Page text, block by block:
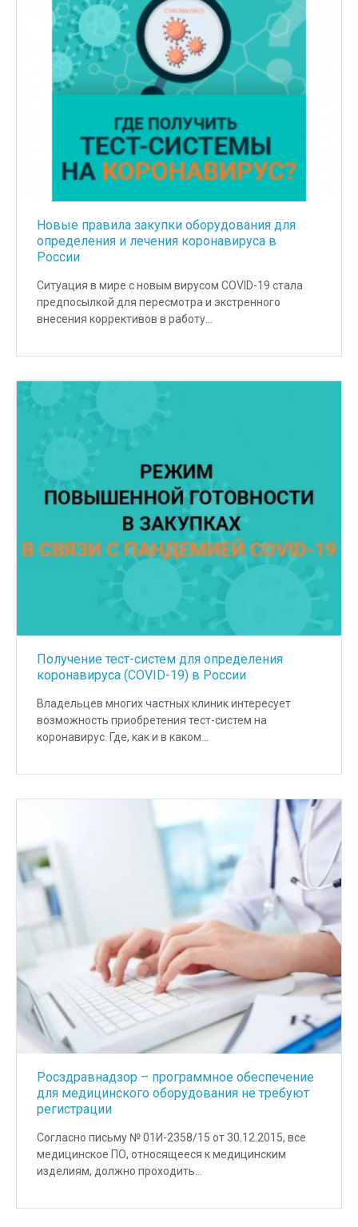
Новые правила закупки оборудования для
определения и лечения коронавируса в
России
Ситуация в мире с новым вирусом COVID-19 стала
предпосылкой для пересмотра и экстренного
внесения коррективов в работу…
Получение тест-систем для определения
коронавируса (COVID-19) в России
Владельцев многих частных клиник интересует
возможность приобретения тест-систем на
коронавирус. Где, как и в каком…
Росздравнадзор – программное обеспечение
для медицинского оборудования не требуют
регистрации
Согласно письму № 01И-2358/15 от 30.12.2015, все
медицинское ПО, относящееся к медицинским
изделиям, должно проходить…